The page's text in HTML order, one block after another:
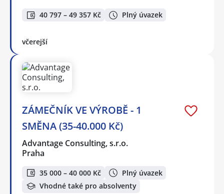
40 797 – 49 357 Kč Plný úvazek
včerejší
ZÁMEČNÍK VE VÝROBĚ - 1
SMĚNA (35-40.000 Kč)
Advantage Consulting, s.r.o.
Praha
35 000 – 40 000 Kč
Plný úvazek
Vhodné také pro absolventy